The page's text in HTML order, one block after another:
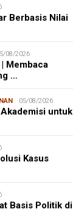
Berbasis Nilai
08/2026
Membaca
…
05/08/2026
untuk
Kasus
Basis Politik di